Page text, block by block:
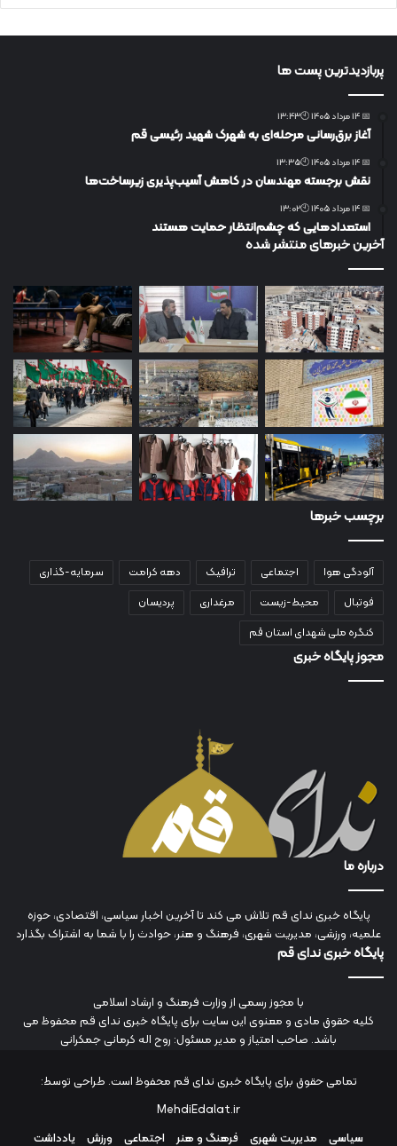
پربازدیدترین پست ها
📅 14 مرداد 1405 🕙13:43
آغاز برق‌رسانی مرحله‌ای به شهرک شهید رئیسی قم
📅 14 مرداد 1405 🕙13:35
نقش برجسته مهندسان در کاهش آسیب‌پذیری زیرساخت‌ها
📅 14 مرداد 1405 🕙13:02
استعدادهایی که چشم‌انتظار حمایت هستند
آخرین خبرهای منتشر شده
برچسب خبرها
آلودگی هوا اجتماعی ترافیک دهه کرامت
سرمایه-گذاری
فوتبال
محیط-زیست مرغداری
پردیسان
کنگره ملی شهدای استان قم
مجوز پایگاه خبری
درباره ما
پایگاه خبری ندای قم تلاش می کند تا آخرین اخبار سیاسی، اقتصادی، حوزه
علمیه، ورزشی، مدیریت شهری، فرهنگ و هنر، حوادث را با شما به اشتراک بگذارد
پایگاه خبری ندای قم
با مجوز رسمی از وزارت فرهنگ و ارشاد اسلامی
کلیه حقوق مادی و معنوی این سایت برای پایگاه خبری ندای قم محفوظ می
باشد. صاحب امتیاز و مدیر مسئول: روح اله کرمانی جمکرانی
تمامی حقوق برای پایگاه خبری ندای قم محفوظ است. طراحی توسط:
MehdiEdalat.ir
سیاسی
مدیریت شهری فرهنگ و هنر اجتماعی ورزش یادداشت